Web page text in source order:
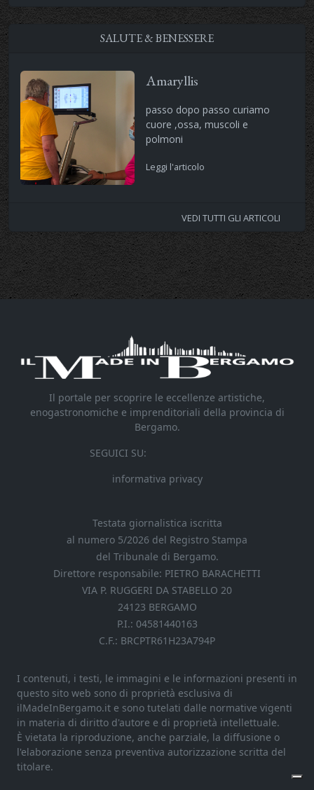
SALUTE & BENESSERE
Amaryllis
passo dopo passo curiamo
cuore ,ossa, muscoli e
polmoni
Leggi l'articolo
VEDI TUTTI GLI ARTICOLI
Il portale per scoprire le eccellenze artistiche,
enogastronomiche e imprenditoriali della provincia di
Bergamo.
SEGUICI SU:
informativa privacy
Testata giornalistica iscritta
al numero 5/2026 del Registro Stampa
del Tribunale di Bergamo.
Direttore responsabile: PIETRO BARACHETTI
VIA P. RUGGERI DA STABELLO 20
24123 BERGAMO
P.I.: 04581440163
C.F.: BRCPTR61H23A794P
I contenuti, i testi, le immagini e le informazioni presenti in
questo sito web sono di proprietà esclusiva di
ilMadeInBergamo.it e sono tutelati dalle normative vigenti
in materia di diritto d'autore e di proprietà intellettuale.
È vietata la riproduzione, anche parziale, la diffusione o
l'elaborazione senza preventiva autorizzazione scritta del
titolare.